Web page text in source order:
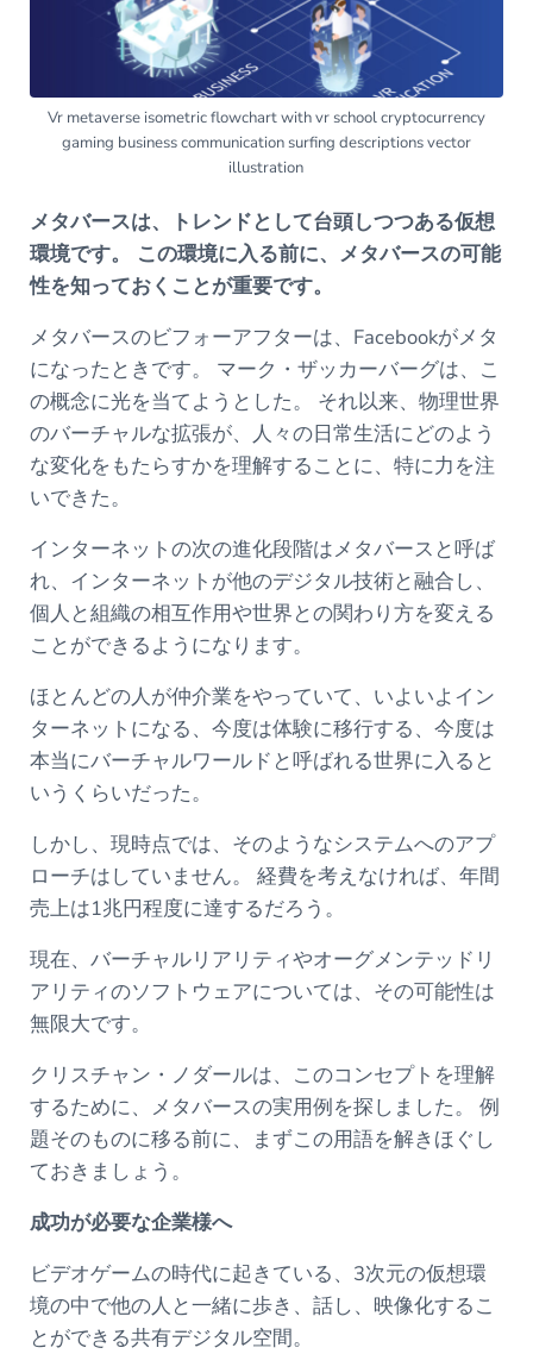
Vr metaverse isometric flowchart with vr school cryptocurrency
gaming business communication surfing descriptions vector
illustration
メタバースは、トレンドとして台頭しつつある仮想
環境です。 この環境に入る前に、メタバースの可能
性を知っておくことが重要です。
メタバースのビフォーアフターは、Facebookがメタ
になったときです。 マーク・ザッカーバーグは、こ
の概念に光を当てようとした。 それ以来、物理世界
のバーチャルな拡張が、人々の日常生活にどのよう
な変化をもたらすかを理解することに、特に力を注
いできた。
インターネットの次の進化段階はメタバースと呼ば
れ、インターネットが他のデジタル技術と融合し、
個人と組織の相互作用や世界との関わり方を変える
ことができるようになります。
ほとんどの人が仲介業をやっていて、いよいよイン
ターネットになる、今度は体験に移行する、今度は
本当にバーチャルワールドと呼ばれる世界に入ると
いうくらいだった。
しかし、現時点では、そのようなシステムへのアプ
ローチはしていません。 経費を考えなければ、年間
売上は1兆円程度に達するだろう。
現在、バーチャルリアリティやオーグメンテッドリ
アリティのソフトウェアについては、その可能性は
無限大です。
クリスチャン・ノダールは、このコンセプトを理解
するために、メタバースの実用例を探しました。 例
題そのものに移る前に、まずこの用語を解きほぐし
ておきましょう。
成功が必要な企業様へ
ビデオゲームの時代に起きている、3次元の仮想環
境の中で他の人と一緒に歩き、話し、映像化するこ
とができる共有デジタル空間。